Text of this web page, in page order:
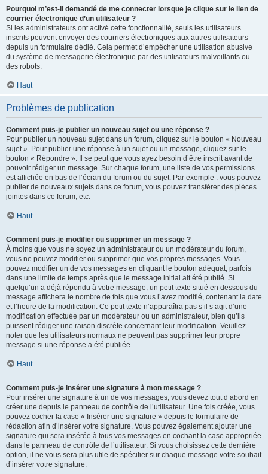
Pourquoi m’est-il demandé de me connecter lorsque je clique sur le lien de
courrier électronique d’un utilisateur ?
Si les administrateurs ont activé cette fonctionnalité, seuls les utilisateurs
inscrits peuvent envoyer des courriers électroniques aux autres utilisateurs
depuis un formulaire dédié. Cela permet d’empêcher une utilisation abusive
du système de messagerie électronique par des utilisateurs malveillants ou
des robots.
Haut
Problèmes de publication
Comment puis-je publier un nouveau sujet ou une réponse ?
Pour publier un nouveau sujet dans un forum, cliquez sur le bouton « Nouveau
sujet ». Pour publier une réponse à un sujet ou un message, cliquez sur le
bouton « Répondre ». Il se peut que vous ayez besoin d’être inscrit avant de
pouvoir rédiger un message. Sur chaque forum, une liste de vos permissions
est affichée en bas de l’écran du forum ou du sujet. Par exemple : vous pouvez
publier de nouveaux sujets dans ce forum, vous pouvez transférer des pièces
jointes dans ce forum, etc.
Haut
Comment puis-je modifier ou supprimer un message ?
À moins que vous ne soyez un administrateur ou un modérateur du forum,
vous ne pouvez modifier ou supprimer que vos propres messages. Vous
pouvez modifier un de vos messages en cliquant le bouton adéquat, parfois
dans une limite de temps après que le message initial ait été publié. Si
quelqu’un a déjà répondu à votre message, un petit texte situé en dessous du
message affichera le nombre de fois que vous l’avez modifié, contenant la date
et l’heure de la modification. Ce petit texte n’apparaîtra pas s’il s’agit d’une
modification effectuée par un modérateur ou un administrateur, bien qu’ils
puissent rédiger une raison discrète concernant leur modification. Veuillez
noter que les utilisateurs normaux ne peuvent pas supprimer leur propre
message si une réponse a été publiée.
Haut
Comment puis-je insérer une signature à mon message ?
Pour insérer une signature à un de vos messages, vous devez tout d’abord en
créer une depuis le panneau de contrôle de l’utilisateur. Une fois créée, vous
pouvez cocher la case « Insérer une signature » depuis le formulaire de
rédaction afin d’insérer votre signature. Vous pouvez également ajouter une
signature qui sera insérée à tous vos messages en cochant la case appropriée
dans le panneau de contrôle de l’utilisateur. Si vous choisissez cette dernière
option, il ne vous sera plus utile de spécifier sur chaque message votre souhait
d’insérer votre signature.